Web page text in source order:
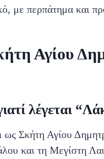
με περπάτημα και
Αγίου
λέγεται
Σκήτη Αγίου
και τη Μεγίστη